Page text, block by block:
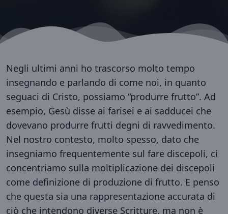
Negli ultimi anni ho trascorso molto tempo
insegnando e parlando di come noi, in quanto
seguaci di Cristo, possiamo “produrre frutto”. Ad
esempio, Gesù disse ai farisei e ai sadducei che
dovevano produrre frutti degni di ravvedimento.
Nel nostro contesto, molto spesso, dato che
insegniamo frequentemente sul fare discepoli, ci
concentriamo sulla moltiplicazione dei discepoli
come definizione di produzione di frutto. E penso
che questa sia una rappresentazione accurata di
ciò che intendono diverse Scritture, ma non è